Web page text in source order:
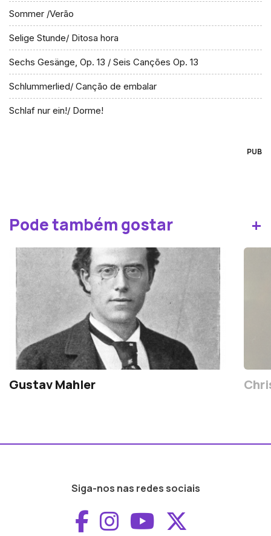
Sommer /Verão
Selige Stunde/ Ditosa hora
Sechs Gesänge, Op. 13 / Seis Canções Op. 13
Schlummerlied/ Canção de embalar
Schlaf nur ein!/ Dorme!
PUB
Pode também gostar +
Gustav Mahler
Siga-nos nas redes sociais
Aceder ao
Aceder ao
Aceder ao